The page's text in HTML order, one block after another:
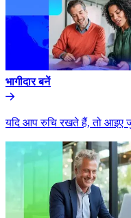
भागीदार बनें​​
यदि आप रुचि रखते हैं, तो आइए